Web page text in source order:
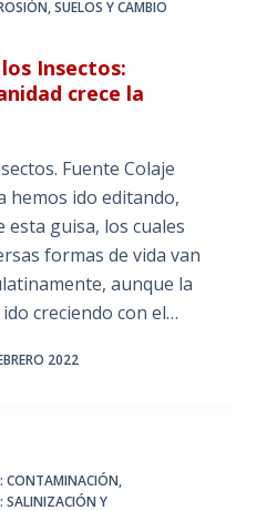
,SUELOS Y CAMBIO
Insectos:
crece la
Fuente Colaje
hemos ido editando,
esta guisa, los cuales
formas de vida van
aunque la
creciendo con el…
2022
CONTAMINACIÓN,
SALINIZACIÓN Y